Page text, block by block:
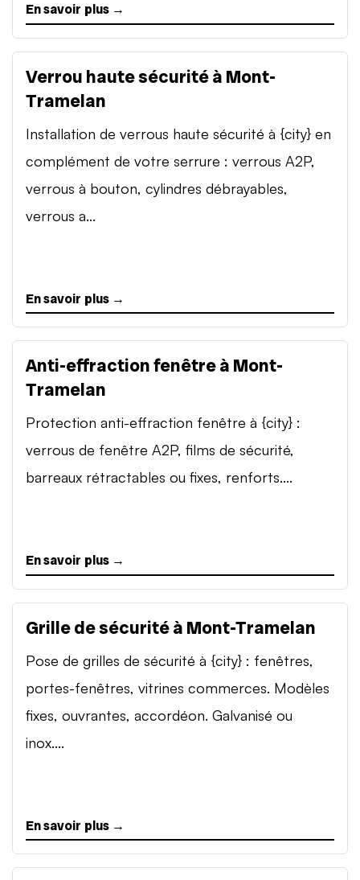
En savoir plus →
Verrou haute sécurité à Mont-
Tramelan
Installation de verrous haute sécurité à {city} en
complément de votre serrure : verrous A2P,
verrous à bouton, cylindres débrayables,
verrous a...
En savoir plus →
Anti-effraction fenêtre à Mont-
Tramelan
Protection anti-effraction fenêtre à {city} :
verrous de fenêtre A2P, films de sécurité,
barreaux rétractables ou fixes, renforts....
En savoir plus →
Grille de sécurité à Mont-Tramelan
Pose de grilles de sécurité à {city} : fenêtres,
portes-fenêtres, vitrines commerces. Modèles
fixes, ouvrantes, accordéon. Galvanisé ou
inox....
En savoir plus →